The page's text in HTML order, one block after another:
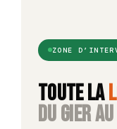
ZONE
Toute la
du Gier